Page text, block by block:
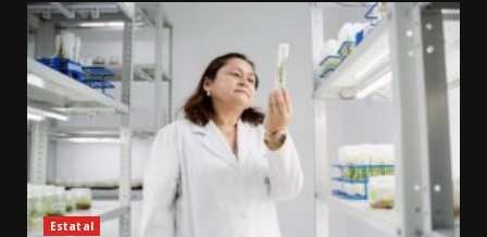
Estatal